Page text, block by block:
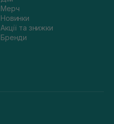
Мерч
Новинки
Акції та знижки
Бренди